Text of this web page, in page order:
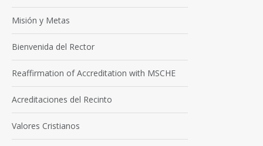
Misión y Metas
Bienvenida del Rector
Reaffirmation of Accreditation with MSCHE
Acreditaciones del Recinto
Valores Cristianos